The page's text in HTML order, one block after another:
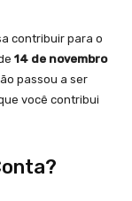
contribuir para o
14 de novembro
passou a ser
você contribui